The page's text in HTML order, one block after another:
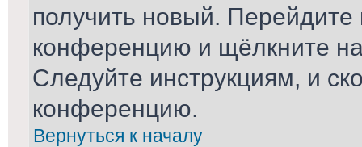
получить новый. Перейдите
конференцию и щёлкните
Следуйте инструкциям, и
конференцию.
Вернуться к началу